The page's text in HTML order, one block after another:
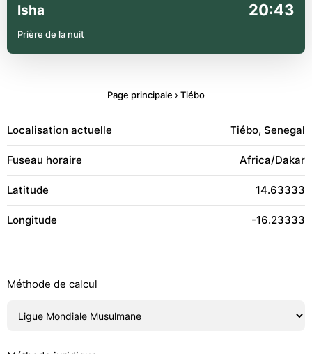
Isha 20:43
Prière de la nuit
Page principale › Tiébo
Localisation actuelle Tiébo, Senegal
Fuseau horaire Africa/Dakar
Latitude 14.63333
Longitude -16.23333
Méthode de calcul